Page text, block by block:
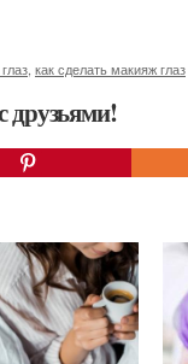
как сделать макияж глаз
друзьями!